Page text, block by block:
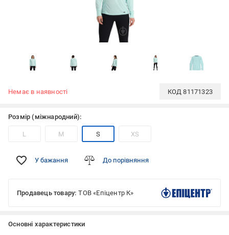
Немає в наявності КОД81171323
Розмір (міжнародний):
L M S XS
У бажання До порівняння
Продавець товару: ТОВ «Епіцентр К»
Основні характеристики